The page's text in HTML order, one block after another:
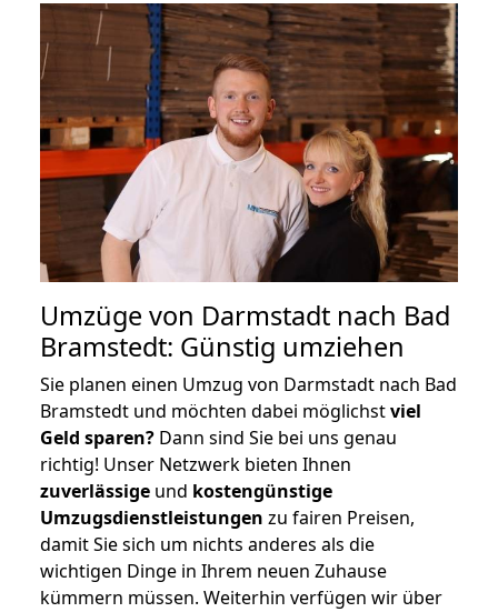
Umzüge von Darmstadt nach Bad
Bramstedt: Günstig umziehen
Sie planen einen Umzug von Darmstadt nach Bad
Bramstedt und möchten dabei möglichstviel
Geld sparen? Dann sind Sie bei uns genau
richtig! Unser Netzwerk bieten Ihnen
zuverlässige und kostengünstige
Umzugsdienstleistungen zu fairen Preisen,
damit Sie sich um nichts anderes als die
wichtigen Dinge in Ihrem neuen Zuhause
kümmern müssen. Weiterhin verfügen wir über